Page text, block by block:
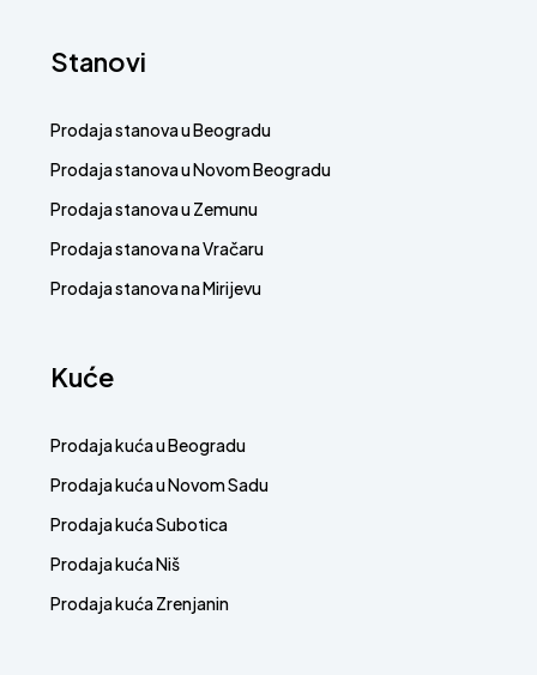
Stanovi
Prodaja stanova u Beogradu
Prodaja stanova u Novom Beogradu
Prodaja stanova u Zemunu
Prodaja stanova na Vračaru
Prodaja stanova na Mirijevu
Kuće
Prodaja kuća u Beogradu
Prodaja kuća u Novom Sadu
Prodaja kuća Subotica
Prodaja kuća Niš
Prodaja kuća Zrenjanin